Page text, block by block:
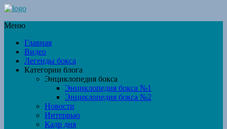
Меню
Главная
Видео
Легенды бокса
Категории блога
Энциклопедия бокса
Энциклопедия бокса №1
Энциклопедия бокса №2
Новости
Интервью
Кадр дня